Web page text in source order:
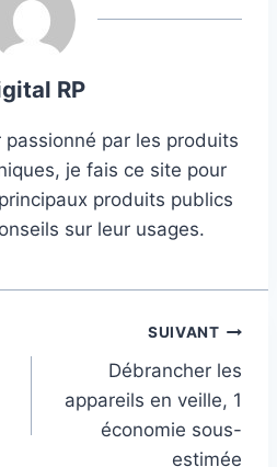
RP
passionné par les produits
je fais ce site pour
produits publics
sur leur usages.
SUIVANT
Débrancher les
appareils en veille, 1
économie sous-
estimée